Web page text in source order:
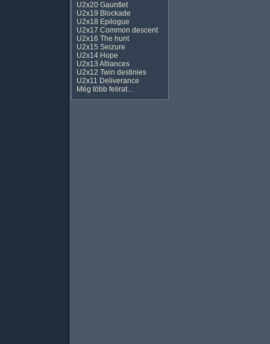
U2x20 Gauntlet
U2x19 Blockade
U2x18 Epilogue
U2x17 Common descent
U2x16 The hunt
U2x15 Seizure
U2x14 Hope
U2x13 Alliances
U2x12 Twin destinies
U2x11 Deliverance
Még több felirat...